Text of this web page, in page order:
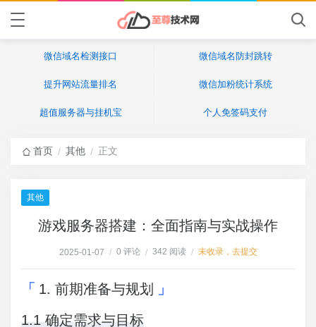
微信域名检测接口 微信域名防封跳转
提升网站流量排名 微信加粉统计系统
超值服务器与挂机宝 个人免签码支付
首页 / 其他 / 正文
其他
游戏服务器搭建：全面指南与实战操作
2025-01-07 / 0 评论 / 342 阅读 / 未收录，去提交
1. 前期准备与规划
1.1 确定需求与目标